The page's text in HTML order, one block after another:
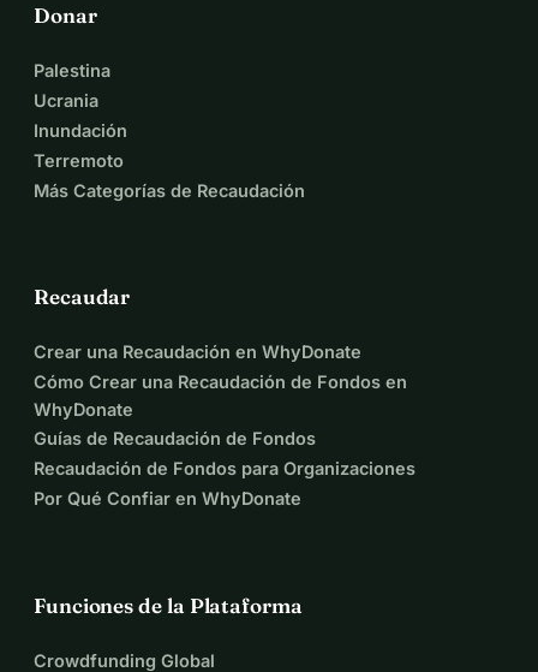
Donar
Palestina
Ucrania
Inundación
Terremoto
Más Categorías de Recaudación
Recaudar
Crear una Recaudación en WhyDonate
Cómo Crear una Recaudación de Fondos en
WhyDonate
Guías de Recaudación de Fondos
Recaudación de Fondos para Organizaciones
Por Qué Confiar en WhyDonate
Funciones de la Plataforma
Crowdfunding Global